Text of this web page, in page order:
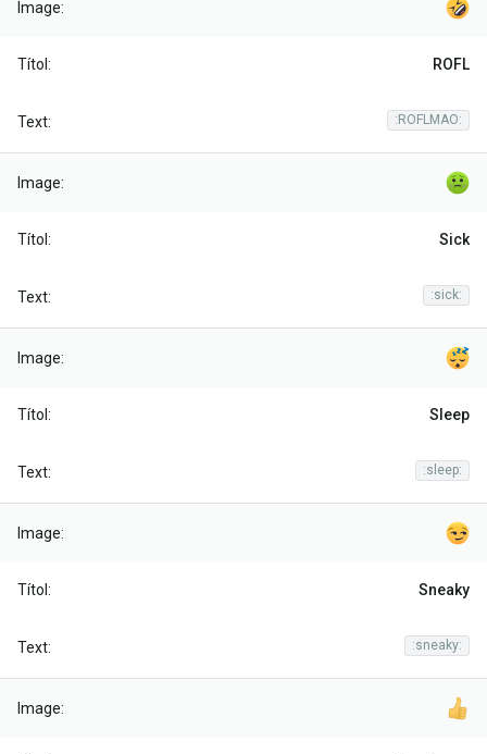
ROFL
:ROFLMAO:
Sick
:sick:
Sleep
:sleep:
Sneaky
:sneaky: